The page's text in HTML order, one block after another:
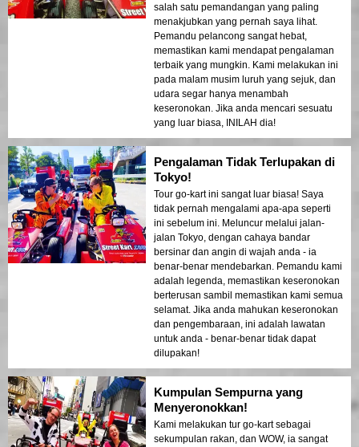
salah satu pemandangan yang paling
menakjubkan yang pernah saya lihat.
Pemandu pelancong sangat hebat,
memastikan kami mendapat pengalaman
terbaik yang mungkin. Kami melakukan ini
pada malam musim luruh yang sejuk, dan
udara segar hanya menambah
keseronokan. Jika anda mencari sesuatu
yang luar biasa, INILAH dia!
Pengalaman Tidak Terlupakan di
Tokyo!
Tour go-kart ini sangat luar biasa! Saya
tidak pernah mengalami apa-apa seperti
ini sebelum ini. Meluncur melalui jalan-
jalan Tokyo, dengan cahaya bandar
bersinar dan angin di wajah anda - ia
benar-benar mendebarkan. Pemandu kami
adalah legenda, memastikan keseronokan
berterusan sambil memastikan kami semua
selamat. Jika anda mahukan keseronokan
dan pengembaraan, ini adalah lawatan
untuk anda - benar-benar tidak dapat
dilupakan!
Kumpulan Sempurna yang
Menyeronokkan!
Kami melakukan tur go-kart sebagai
sekumpulan rakan, dan WOW, ia sangat